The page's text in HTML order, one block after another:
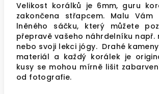
Velikost korálků je 6mm, guru
zakončena střapcem. Malu
lněného sáčku, který můžete
přepravě vašeho náhrdelníku např.
nebo svoji lekci jógy. Drahé
materiál a každý korálek je
kusy se mohou mírně lišit
od fotografie.